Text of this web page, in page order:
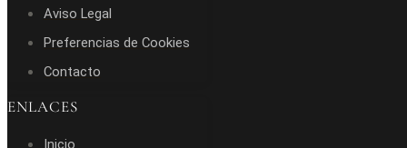
Aviso Legal
Preferencias de Cookies
Contacto
ENLACES
Inicio